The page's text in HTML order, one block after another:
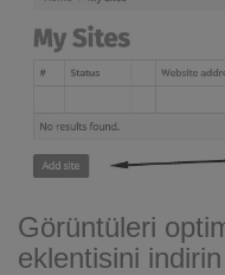
Görüntüleri
eklentisini